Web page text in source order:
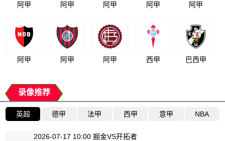
阿甲 阿甲 阿甲 阿甲 阿甲
阿甲 阿甲 阿甲 西甲 巴西甲
录像推荐
英超 德甲 法甲 西甲 意甲 NBA
2026-07-17 10:00 掘金VS开拓者